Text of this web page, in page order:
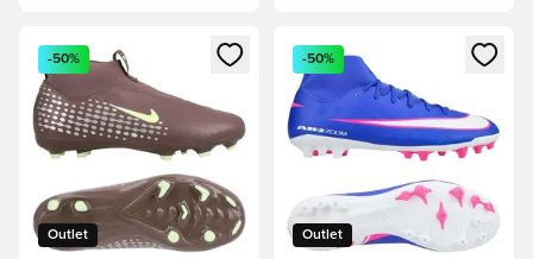
Åbner en Modal til at logge ind eller tilmelde dig som
Outlet
-50%
Åbner en Modal til at logge
Outlet
-50%